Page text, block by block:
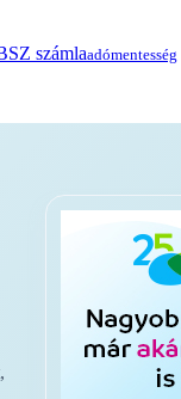
számlaadómentesség